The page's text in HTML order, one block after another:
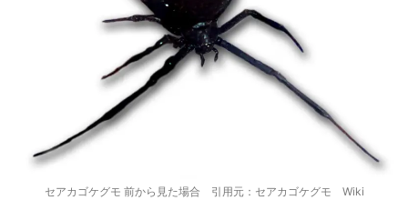
セアカゴケグモ 前から見た場合 引用元：セアカゴケグモ Wiki